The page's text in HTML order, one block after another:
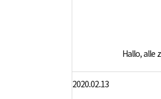
Hallo, alle
2020.02.13